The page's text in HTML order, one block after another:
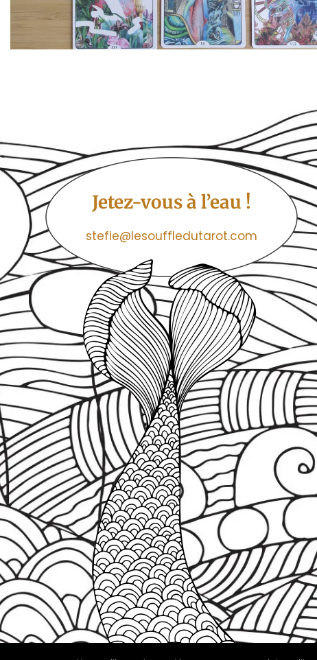
Jetez-vous à l’eau !
stefie@lesouffledutarot.com